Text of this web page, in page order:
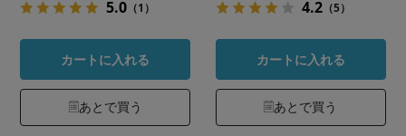
5.0 （1）
カートに入れる
あとで買う
4.2 （5）
カートに入れる
あとで買う